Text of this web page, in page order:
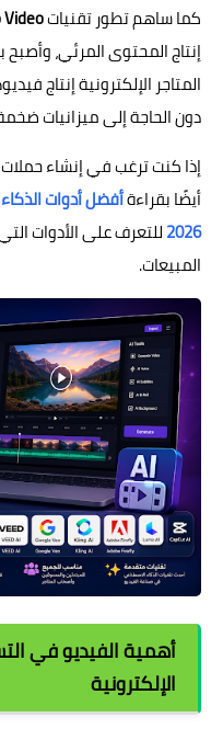
كما ساهم تطور تقنيات
إنتاج المحتوى المرئي،
المتاجر الإلكترونية إنتاج
دون الحاجة إلى ميزانيات
إذا كنت ترغب في إنشاء
أيضًا بقراءةأفضل أدوات
2026للتعرف على الأدوات
المبيعات.
أهمية الفيديو في
الإلكترونية